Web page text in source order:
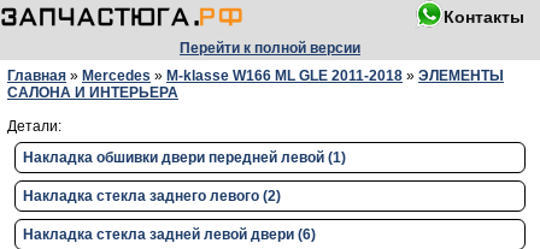
Контакты
Перейти к полной версии
Главная » Mercedes » M-klasse W166 ML GLE 2011-2018 » ЭЛЕМЕНТЫ
САЛОНА И ИНТЕРЬЕРА
Детали:
Накладка обшивки двери передней левой (1)
Накладка стекла заднего левого (2)
Накладка стекла задней левой двери (6)